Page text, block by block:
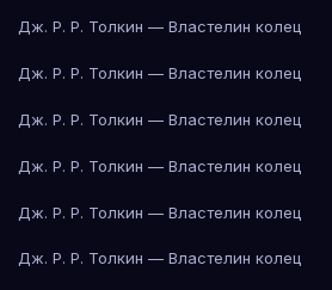
Дж. Р. Р. Толкин — Властелин колец
Дж. Р. Р. Толкин — Властелин колец
Дж. Р. Р. Толкин — Властелин колец
Дж. Р. Р. Толкин — Властелин колец
Дж. Р. Р. Толкин — Властелин колец
Дж. Р. Р. Толкин — Властелин колец